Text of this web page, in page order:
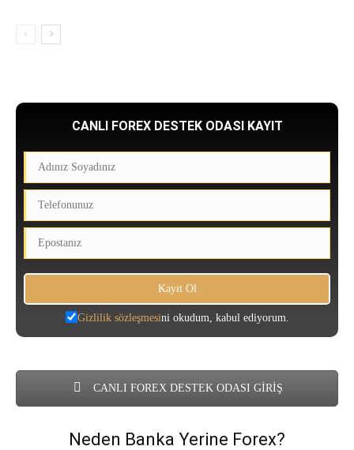
CANLI FOREX DESTEK ODASI KAYIT
Gizlilik sözleşmesini okudum, kabul ediyorum.
CANLI FOREX DESTEK ODASI GİRİŞ
Neden Banka Yerine Forex?